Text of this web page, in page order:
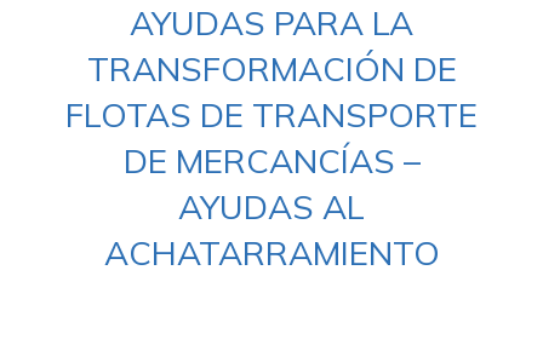
AYUDAS PARA LA
TRANSFORMACIÓN DE
FLOTAS DE TRANSPORTE
DE MERCANCÍAS –
AYUDAS AL
ACHATARRAMIENTO